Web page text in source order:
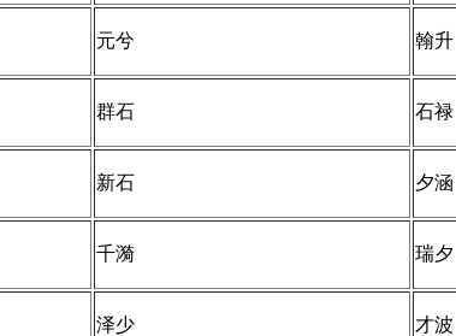
元兮 翰升
群石 石禄
新石 夕涵
千漪 瑞夕
泽少 才波